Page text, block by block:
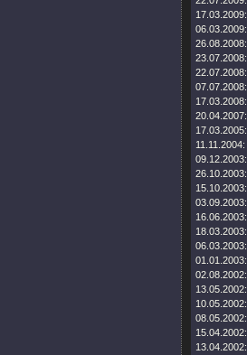
17.03.2009:
06.03.2009:
26.08.2008:
23.07.2008:
22.07.2008:
07.07.2008:
17.03.2008:
20.04.2007:
17.03.2005:
11.11.2004:
09.12.2003:
26.10.2003:
15.10.2003:
03.09.2003:
16.06.2003:
18.03.2003:
06.03.2003:
01.01.2003:
02.08.2002:
13.05.2002:
10.05.2002:
08.05.2002:
15.04.2002:
13.04.2002: